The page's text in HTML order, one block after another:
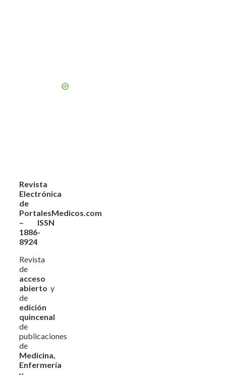
Revista
Electrónica
de
PortalesMedicos.com
– ISSN
1886-
8924
Revista
de
acceso
abierto y
de
edición
quincenal
de
publicaciones
de
Medicina,
Enfermería